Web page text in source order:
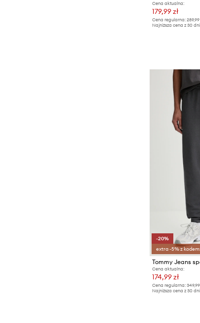
Cena aktualna:
179,99 zł
Cena regularna: 289,99
Najniższa cena z 30
-20%
extra -5% z
Cena aktualna:
174,99 zł
Cena regularna: 349,99
Najniższa cena z 30